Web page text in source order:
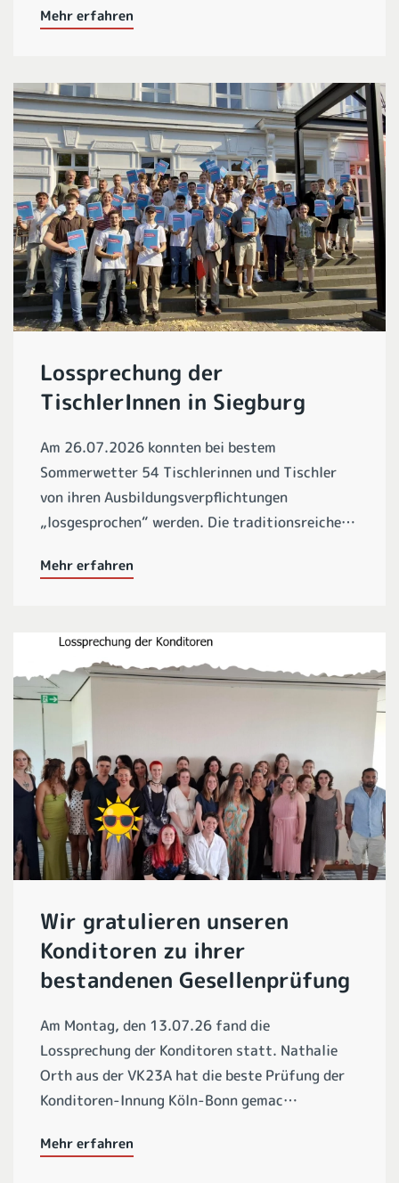
Mehr erfahren
Lossprechung der
TischlerInnen in Siegburg
Am 26.07.2026 konnten bei bestem
Sommerwetter 54 Tischlerinnen und Tischler
von ihren Ausbildungsverpflichtungen
„losgesprochen“ werden. Die traditionsreiche…
Mehr erfahren
Wir gratulieren unseren
Konditoren zu ihrer
bestandenen Gesellenprüfung
Am Montag, den 13.07.26 fand die
Lossprechung der Konditoren statt. Nathalie
Orth aus der VK23A hat die beste Prüfung der
Konditoren-Innung Köln-Bonn gemac…
Mehr erfahren